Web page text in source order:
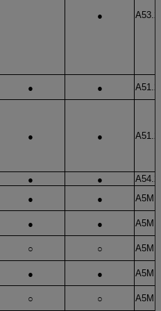
●
● ●
● ●
● ●
● ●
● ●
○ ○
● ●
○ ○